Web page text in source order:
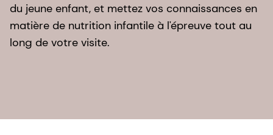
du jeune enfant, et mettez vos connaissances en
matière de nutrition infantile à l'épreuve tout au
long de votre visite.